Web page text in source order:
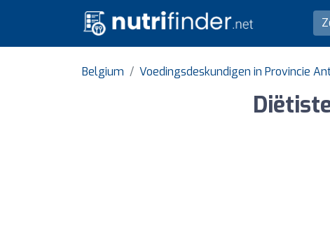
Belgium Voedingsdeskundigen in Provincie